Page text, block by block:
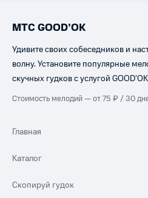
МТС GOOD’OK
Удивите своих собеседников и
волну. Установите популярные
скучных гудков с услугой
Стоимость мелодий — от 75 ₽ / 30
Главная
Каталог
Скопируй гудок